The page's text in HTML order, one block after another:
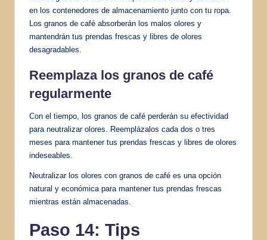
en los contenedores de almacenamiento junto con tu ropa.
Los granos de café absorberán los malos olores y
mantendrán tus prendas frescas y libres de olores
desagradables.
Reemplaza los granos de café
regularmente
Con el tiempo, los granos de café perderán su efectividad
para neutralizar olores. Reemplázalos cada dos o tres
meses para mantener tus prendas frescas y libres de olores
indeseables.
Neutralizar los olores con granos de café es una opción
natural y económica para mantener tus prendas frescas
mientras están almacenadas.
Paso 14: Tips